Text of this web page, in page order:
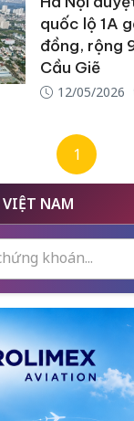
quốc lộ 1A
đồng, rộng
Cầu Giẽ
12/05/2026
1
NAM
khoán...